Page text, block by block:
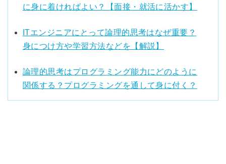
に身に着ければよい？【面接・就活に活かす】
ITエンジニアにとって論理的思考はなぜ重要？
身につけ方や学習方法などを【解説】
論理的思考はプログラミング能力にどのように
関係する？プログラミングを通して身に付く？